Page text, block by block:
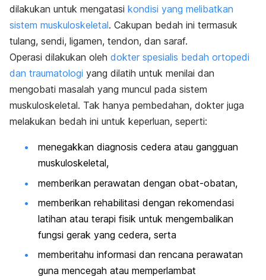
dilakukan untuk mengatasi kondisi yang melibatkan
sistem muskuloskeletal. Cakupan bedah ini termasuk
tulang, sendi, ligamen, tendon, dan saraf.
Operasi dilakukan oleh dokter spesialis bedah ortopedi
dan traumatologi yang dilatih untuk menilai dan
mengobati masalah yang muncul pada sistem
muskuloskeletal. Tak hanya pembedahan, dokter juga
melakukan bedah ini untuk keperluan, seperti:
menegakkan diagnosis cedera atau gangguan
muskuloskeletal,
memberikan perawatan dengan obat-obatan,
memberikan rehabilitasi dengan rekomendasi
latihan atau terapi fisik untuk mengembalikan
fungsi gerak yang cedera, serta
memberitahu informasi dan rencana perawatan
guna mencegah atau memperlambat